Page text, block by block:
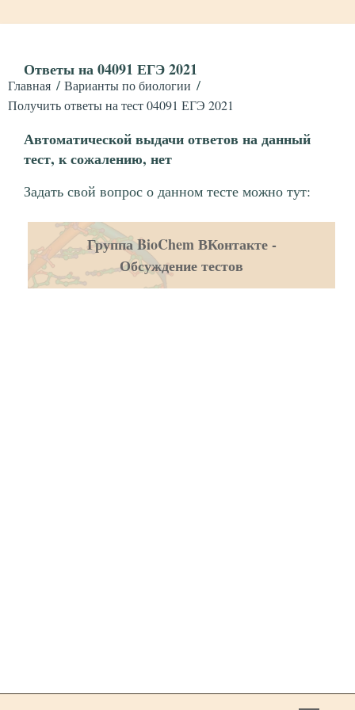
Ответы на 04091 ЕГЭ 2021
Главная
Варианты по биологии
Получить ответы на тест 04091 ЕГЭ 2021
Автоматической выдачи ответов на данный
тест, к сожалению, нет
Задать свой вопрос о данном тесте можно тут:
Группа BioChem ВКонтакте -
Обсуждение тестов